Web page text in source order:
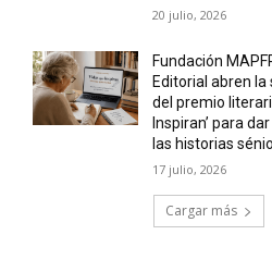
20 julio, 2026
Fundación
Editorial abren
del premio
Inspiran’ para
las historias
17 julio, 2026
Cargar más